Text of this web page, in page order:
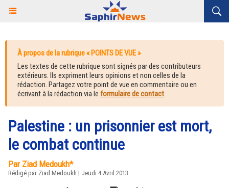
À propos de la rubrique « POINTS DE VUE »
Les textes de cette rubrique sont signés par des contributeurs
extérieurs. Ils expriment leurs opinions et non celles de la
rédaction. Partagez votre point de vue en commentaire ou en
écrivant à la rédaction via le formulaire de contact.
Palestine : un prisonnier est mort,
le combat continue
Par Ziad Medoukh*
Rédigé par Ziad Medoukh | Jeudi 4 Avril 2013